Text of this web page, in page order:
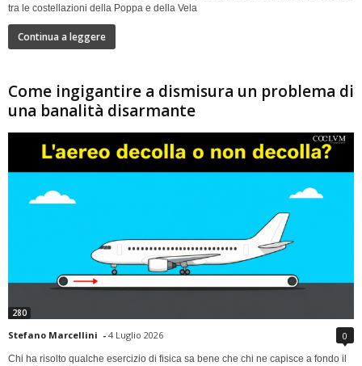
tra le costellazioni della Poppa e della Vela
Continua a leggere
Come ingigantire a dismisura un problema di
una banalità disarmante
280
Stefano Marcellini - 4 Luglio 2026 0
Chi ha risolto qualche esercizio di fisica sa bene che chi ne capisce a fondo il